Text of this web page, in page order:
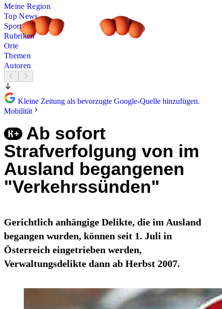
Meine Region
Top News
Sport
Rubriken
Orte
Themen
Autoren
Kleine Zeitung als bevorzugte Google-Quelle hinzufügen.
Mobilität
Ab sofort
Strafverfolgung von im
Ausland begangenen
"Verkehrssünden"
Gerichtlich anhängige Delikte, die im Ausland
begangen wurden, können seit 1. Juli in
Österreich eingetrieben werden,
Verwaltungsdelikte dann ab Herbst 2007.